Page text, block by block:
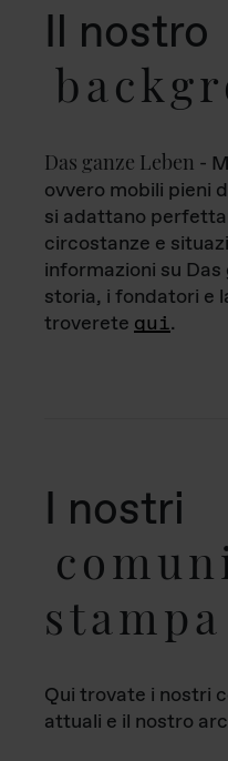
Il nostro
Das ganze Leben -
ovvero mobili pieni
si adattano
circostanze e
informazioni su
storia, i fondatori e
troverete qui.
I nostri
stampa
Qui trovate i nostri
attuali e il nostro